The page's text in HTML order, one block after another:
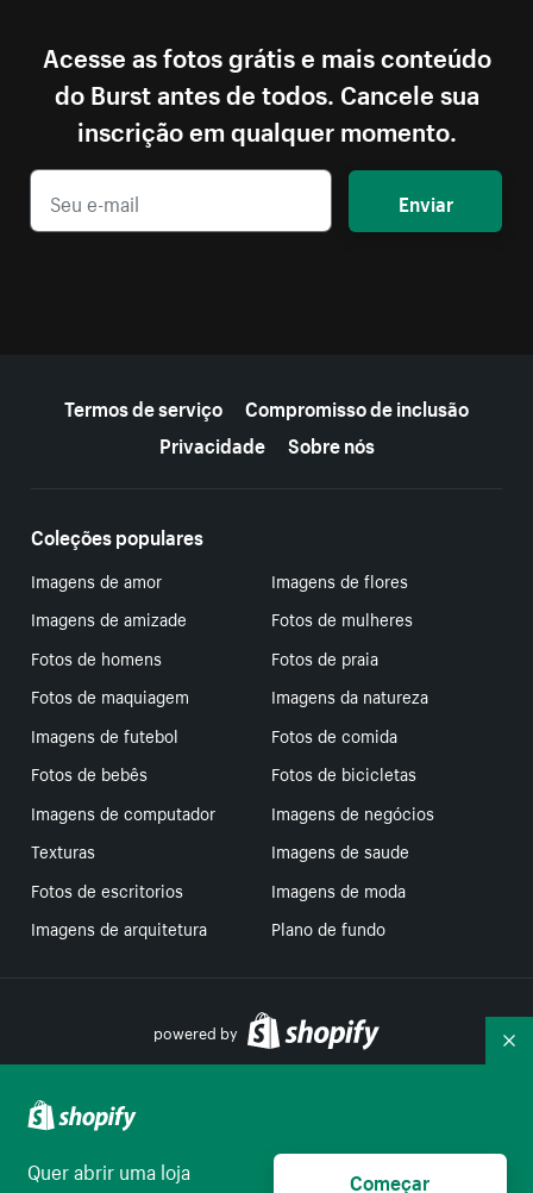
Acesse as fotos grátis e mais conteúdo
do Burst antes de todos. Cancele sua
inscrição em qualquer momento.
Enviar
Termos de serviço
Compromisso de inclusão
Privacidade
Sobre nós
Coleções populares
Imagens de amor
Imagens de flores
Imagens de amizade
Fotos de mulheres
Fotos de homens
Fotos de praia
Fotos de maquiagem
Imagens da natureza
Imagens de futebol
Fotos de comida
Fotos de bebês
Fotos de bicicletas
Imagens de computador
Imagens de negócios
Texturas
Imagens de saude
Fotos de escritorios
Imagens de moda
Imagens de arquitetura
Plano de fundo
powered by
Suas escolhas de privacidade
Quer abrir uma loja
Começar